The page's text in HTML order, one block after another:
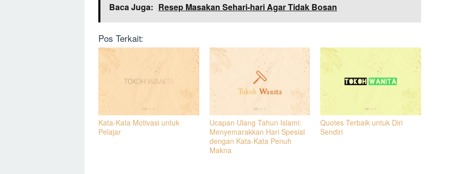
Baca Juga: Resep Masakan Sehari-hari Agar Tidak Bosan
Pos Terkait:
Kata-Kata Motivasi untuk
Pelajar
Ucapan Ulang Tahun Islami:
Menyemarakkan Hari Spesial
dengan Kata-Kata Penuh
Makna
Quotes Terbaik untuk Diri
Sendiri